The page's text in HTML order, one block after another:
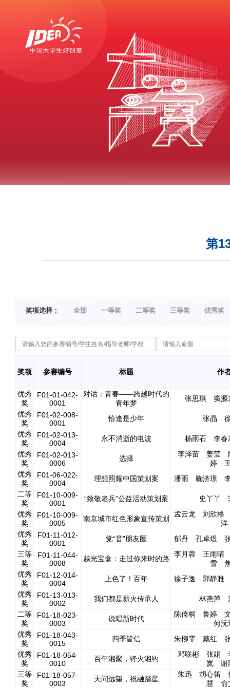
第
奖项选择： 全部 一等奖 二等奖 三等奖 优秀奖
奖项 参赛编号 标题 作
优秀
奖
F01-01-042-
0001
对话：青春——跨越时代的
青年梦
张思琪 窦
优秀
奖
F01-02-008-
0001
恰逢是少年
张晶
优秀
奖
F01-02-013-
0004
永不消逝的电波
杨雨石 李
优秀
奖
F01-02-013-
0006
选择
李泽苗 姜莹
婷
优秀
奖
F01-06-022-
0004
理想照耀中国策划案
潘雨 鞠济璟
二等
奖
F01-10-009-
0001
“致敬老兵”公益活动策划案
史丫丫
优秀
奖
F01-10-009-
0005
南京城市红色形象宣传策划
孟云龙 刘欣格
洋
优秀
奖
F01-11-012-
0001
党“音”朋友圈
郁丹 孔卓煜
三等
奖
F01-11-044-
0008
越光宝盒：走过你来时的路
李月蓉 王雨晴
雪
优秀
奖
F01-12-014-
0004
上色了！百年
徐子逸 郭静雅
优秀
奖
F01-13-013-
0002
我们都是薪火传承人
林燕萍
二等
奖
F01-18-023-
0003
说唱新时代
陈倚桐 鲁婷
何沅
优秀
奖
F01-18-043-
0015
四季皆信
朱柳霏 戴红
优秀
奖
F01-18-054-
0010
百年湘聚，锋火湘约
邓联彬 张娟
岚 谢
三等
奖
F01-18-057-
0003
天问远望，祝融踏星
朱迅 胡心笛
慧 俞